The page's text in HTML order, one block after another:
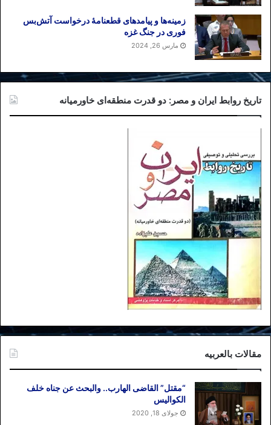
زمینه‌ها و پیامدهای قطعنامهٔ درخواست آتش‌بس
فوری در جنگ غزه
مارس 26, 2024
تاریخ روابط ایران و مصر: دو قدرت منطقه‌ای خاورمیانه
مقالات بالعربیه
“مقتل” القاضی الهارب.. والبحث عن جناه خلف
الکوالیس
جولای 18, 2020